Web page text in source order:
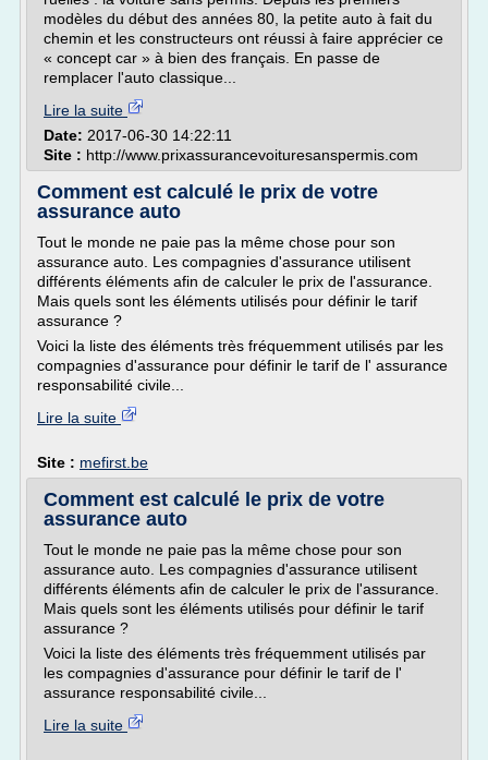
modèles du début des années 80, la petite auto à fait du
chemin et les constructeurs ont réussi à faire apprécier ce
« concept car » à bien des français. En passe de
remplacer l'auto classique...
Lire la suite
Date: 2017-06-30 14:22:11
Site : http://www.prixassurancevoituresanspermis.com
Comment est calculé le prix de votre
assurance auto
Tout le monde ne paie pas la même chose pour son
assurance auto. Les compagnies d'assurance utilisent
différents éléments afin de calculer le prix de l'assurance.
Mais quels sont les éléments utilisés pour définir le tarif
assurance ?
Voici la liste des éléments très fréquemment utilisés par les
compagnies d'assurance pour définir le tarif de l' assurance
responsabilité civile...
Lire la suite
Site : mefirst.be
Comment est calculé le prix de votre
assurance auto
Tout le monde ne paie pas la même chose pour son
assurance auto. Les compagnies d'assurance utilisent
différents éléments afin de calculer le prix de l'assurance.
Mais quels sont les éléments utilisés pour définir le tarif
assurance ?
Voici la liste des éléments très fréquemment utilisés par
les compagnies d'assurance pour définir le tarif de l'
assurance responsabilité civile...
Lire la suite